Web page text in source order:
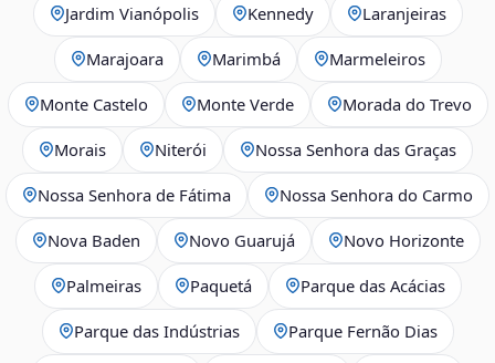
Jardim Vianópolis Kennedy Laranjeiras
Marajoara Marimbá Marmeleiros
Monte Castelo Monte Verde Morada do Trevo
Morais Niterói Nossa Senhora das Graças
Nossa Senhora de Fátima Nossa Senhora do Carmo
Nova Baden Novo Guarujá Novo Horizonte
Palmeiras Paquetá Parque das Acácias
Parque das Indústrias Parque Fernão Dias